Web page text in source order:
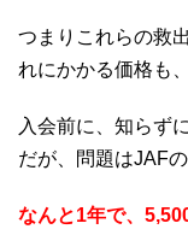
つまりこれらの救
れにかかる価格も
入会前に、知らず
だが、問題はJAF
なんと1年で、